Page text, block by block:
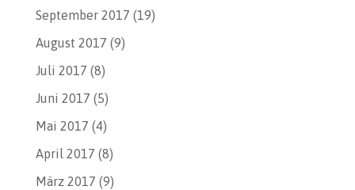
September 2017 (19)
August 2017 (9)
Juli 2017 (8)
Juni 2017 (5)
Mai 2017 (4)
April 2017 (8)
März 2017 (9)